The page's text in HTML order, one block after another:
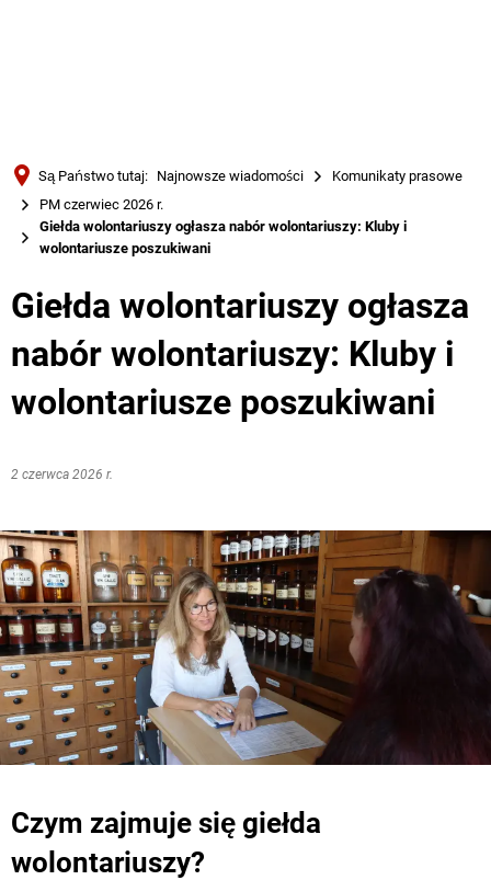
Български
Deutsch MENÜ
Są Państwo tutaj: Najnowsze wiadomości
Komunikaty prasowe
PM czerwiec 2026 r.
Giełda wolontariuszy ogłasza nabór wolontariuszy: Kluby i
wolontariusze poszukiwani
Giełda wolontariuszy ogłasza
nabór wolontariuszy: Kluby i
wolontariusze poszukiwani
2 czerwca 2026 r.
Czym zajmuje się giełda
wolontariuszy?